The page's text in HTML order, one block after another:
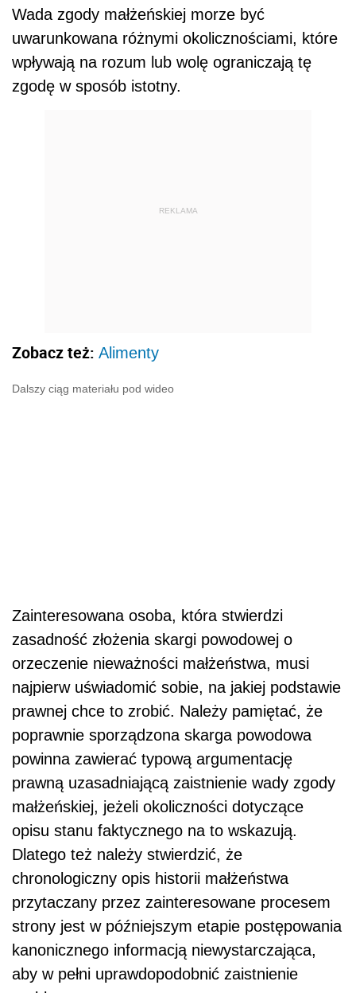
Wada zgody małżeńskiej morze być
uwarunkowana różnymi okolicznościami, które
wpływają na rozum lub wolę ograniczają tę
zgodę w sposób istotny.
REKLAMA
Zobacz też: Alimenty
Dalszy ciąg materiału pod wideo
Zainteresowana osoba, która stwierdzi
zasadność złożenia skargi powodowej o
orzeczenie nieważności małżeństwa, musi
najpierw uświadomić sobie, na jakiej podstawie
prawnej chce to zrobić. Należy pamiętać, że
poprawnie sporządzona skarga powodowa
powinna zawierać typową argumentację
prawną uzasadniającą zaistnienie wady zgody
małżeńskiej, jeżeli okoliczności dotyczące
opisu stanu faktycznego na to wskazują.
Dlatego też należy stwierdzić, że
chronologiczny opis historii małżeństwa
przytaczany przez zainteresowane procesem
strony jest w późniejszym etapie postępowania
kanonicznego informacją niewystarczająca,
aby w pełni uprawdopodobnić zaistnienie